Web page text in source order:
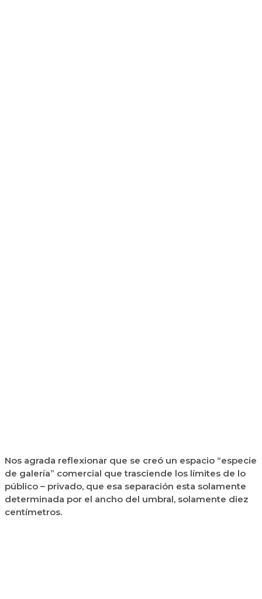
Nos agrada reflexionar que se creó un espacio “especie
de galería” comercial que trasciende los límites de lo
público – privado, que esa separación esta solamente
determinada por el ancho del umbral, solamente diez
centímetros.